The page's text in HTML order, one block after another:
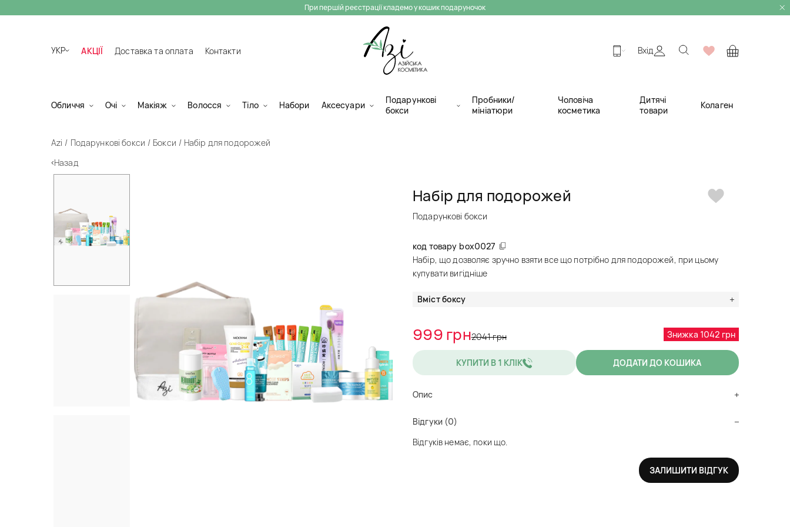
При першій реєстрації кладемо у кошик подаруночок
УКР АКЦІЇ Доставка та оплата Контакти Вхід
Обличчя Очі Макіяж Волосся Тіло Набори Аксесуари
Подарункові
бокси
Пробники/
мініатюри
Чоловіча
косметика
Дитячі
товари
Колаген
Azi Подарункові бокси Бокси
Набір для подорожей
Назад
Набір для подорожей
Подарункові бокси
код товару box0027
Набір, що дозволяє зручно взяти все що потрібно для подорожей, при цьому
купувати вигідніше
Вміст боксу
999 грн2041 грн Знижка 1042 грн
КУПИТИ В 1 КЛІК ДОДАТИ ДО КОШИКА
Опис
Відгуки (0)
Відгуків немає, поки що.
ЗАЛИШИТИ ВІДГУК